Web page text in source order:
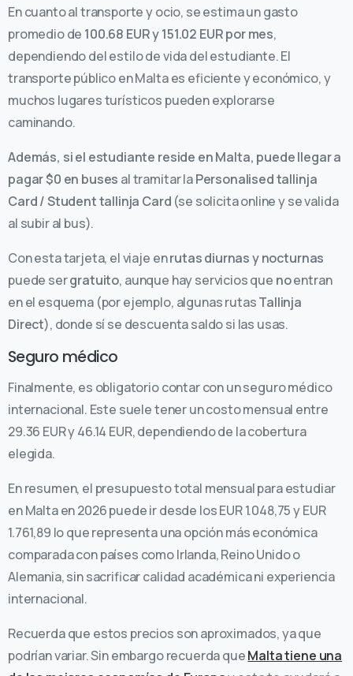
En cuanto al transporte y ocio, se estima un gasto
promedio de 100.68 EUR y 151.02 EUR por mes,
dependiendo del estilo de vida del estudiante. El
transporte público en Malta es eficiente y económico, y
muchos lugares turísticos pueden explorarse
caminando.
Además, si el estudiante reside en Malta, puede llegar a
pagar $0 en buses al tramitar laPersonalised tallinja
Card / Student tallinja Card (se solicita online y se valida
al subir al bus).
Con esta tarjeta, el viaje enrutas diurnas y nocturnas
puede sergratuito, aunque hay servicios que noentran
en el esquema (por ejemplo, algunas rutasTallinja
Direct), donde sí se descuenta saldo si las usas.
Seguro médico
Finalmente, es obligatorio contar con un seguro médico
internacional. Este suele tener un costo mensual entre
29.36 EUR y 46.14 EUR, dependiendo de la cobertura
elegida.
En resumen, el presupuesto total mensual para estudiar
en Malta en 2026 puede ir desde los EUR 1.048,75 y EUR
1.761,89 lo que representa una opción más económica
comparada con países como Irlanda, Reino Unido o
Alemania, sin sacrificar calidad académica ni experiencia
internacional.
Recuerda que estos precios son aproximados, ya que
podrían variar. Sin embargo recuerda queMalta tiene una